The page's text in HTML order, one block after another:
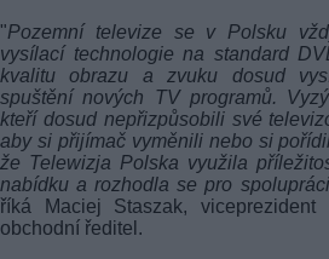
"Pozemní televize se v Polsku
vysílací technologie na standard
kvalitu obrazu a zvuku dosud
spuštění nových TV programů.
kteří dosud nepřizpůsobili své
aby si přijímač vyměnili nebo si
že Telewizja Polska využila
nabídku a rozhodla se pro
říká Maciej Staszak, viceprezident
obchodní ředitel.